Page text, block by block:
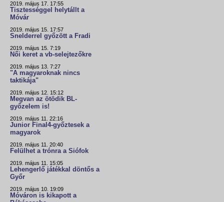
2019. május 17. 17:55
Tisztességgel helytállt a
Móvár
2019. május 15. 17:57
Snelderrel győzött a Fradi
2019. május 15. 7:19
Női keret a vb-selejtezőkre
2019. május 13. 7:27
"A magyaroknak nincs
taktikája"
2019. május 12. 15:12
Megvan az ötödik BL-
győzelem is!
2019. május 11. 22:16
Junior Final4-győztesek a
magyarok
2019. május 11. 20:40
Felülhet a trónra a Siófok
2019. május 11. 15:05
Lehengerlő játékkal döntős a
Győr
2019. május 10. 19:09
Móváron is kikapott a